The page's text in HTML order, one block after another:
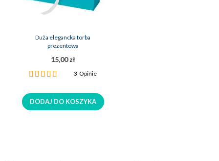
Duża elegancka torba
prezentowa
15,00 zł
Ocena:
3Opinie
DODAJ DO KOSZYKA